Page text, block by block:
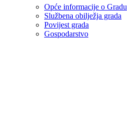
Opće informacije o Gradu
Službena obilježja grada
Povijest grada
Gospodarstvo